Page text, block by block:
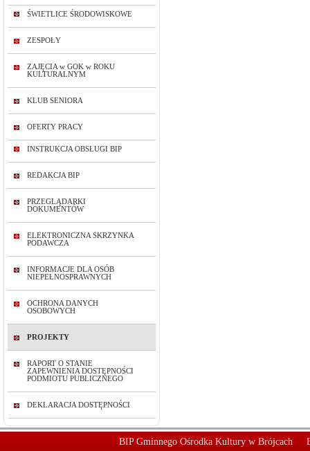
ŚWIETLICE ŚRODOWISKOWE
ZESPOŁY
ZAJĘCIA w GOK w ROKU
KULTURALNYM
KLUB SENIORA
OFERTY PRACY
INSTRUKCJA OBSŁUGI BIP
REDAKCJA BIP
PRZEGLĄDARKI
DOKUMENTÓW
ELEKTRONICZNA SKRZYNKA
PODAWCZA
INFORMACJE DLA OSÓB
NIEPEŁNOSPRAWNYCH
OCHRONA DANYCH
OSOBOWYCH
PROJEKTY
RAPORT O STANIE
ZAPEWNIENIA DOSTĘPNOŚCI
PODMIOTU PUBLICZNEGO
DEKLARACJA DOSTĘPNOŚCI
BIP Gminnego Ośrodka Kultury w Brójcach